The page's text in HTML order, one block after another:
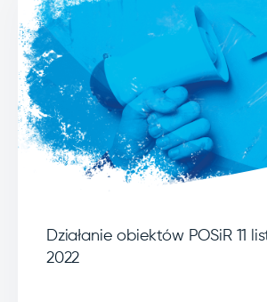
Działanie obiektów POSiR 11
2022